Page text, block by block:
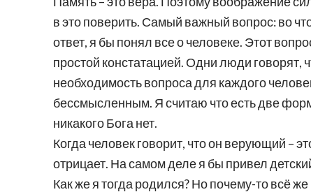
в это поверить. Самый важный вопрос: во
ответ, я бы понял все о человеке. Этот
простой констатацией. Одни люди говорят,
необходимость вопроса для каждого
бессмысленным. Я считаю что есть две
никакого Бога нет.
Когда человек говорит, что он верующий –
отрицает. На самом деле я бы привел
Как же я тогда родился? Но почему-то всё